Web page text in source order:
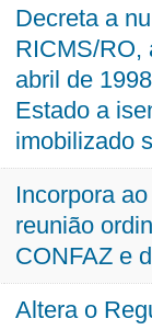
Decreta a
RICMS/RO,
abril de
Estado a
imobilizado
Incorpora
reunião
CONFAZ e
Altera o